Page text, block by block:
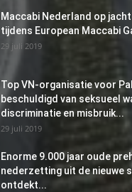
Maccabi Nederland op
tijdens European Maccabi
29 juli 2019
Top VN-organisatie voor
beschuldigd van seksueel
discriminatie en misbruik...
29 juli 2019
Enorme 9.000 jaar oude
nederzetting uit de nieuwe
ontdekt...